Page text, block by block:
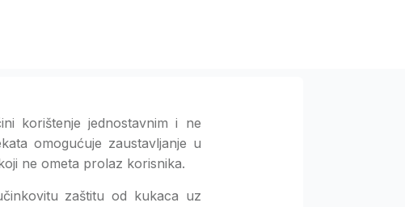
korištenje jednostavnim i ne
omogućuje zaustavljanje u
ne ometa prolaz korisnika.
zaštitu od kukaca uz